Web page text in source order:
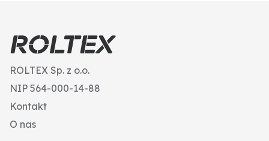
ROLTEX Sp. z o.o.
NIP 564-000-14-88
Kontakt
O nas